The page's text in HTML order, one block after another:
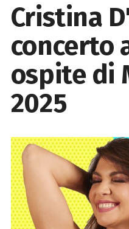
Cristina
concerto
ospite di
2025